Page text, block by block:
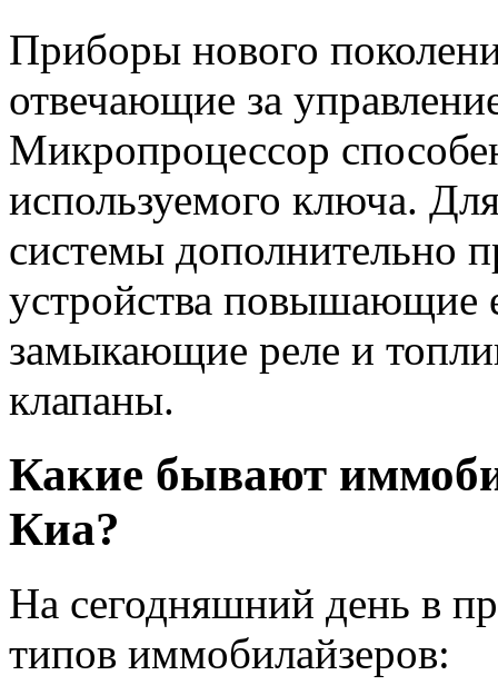
Приборы нового
отвечающие за
Микропроцессор
используемого ключа.
системы дополнительно
устройства повышающие
замыкающие реле и
клапаны.
Какие бывают
Киа?
На сегодняшний день в
типов иммобилайзеров: